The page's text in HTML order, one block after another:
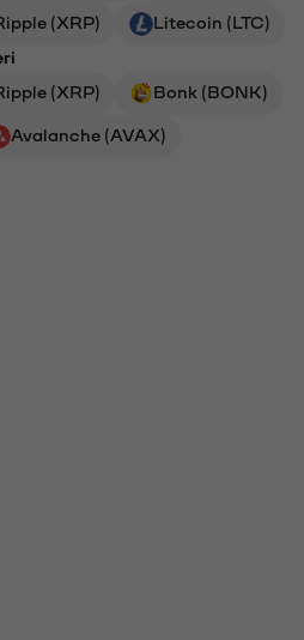
(XRP)
Litecoin (LTC)
(XRP) Bonk (BONK)
Avalanche (AVAX)